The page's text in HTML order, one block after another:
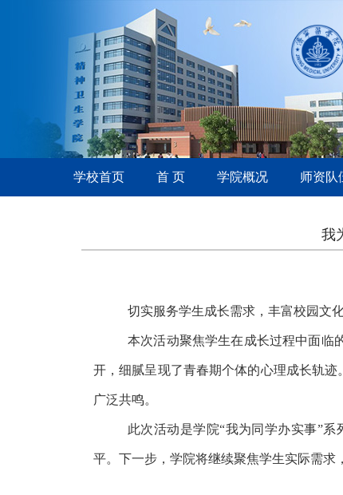
学校首页 首 页 学院概况 师资队
我
切实服务学生成长需求，丰富校园文化
本次活动聚焦学生在成长过程中面临
开，细腻呈现了青春期个体的心理成长轨
广泛共鸣。
此次活动是学院“我为同学办实事”
平。下一步，学院将继续聚焦学生实际需求